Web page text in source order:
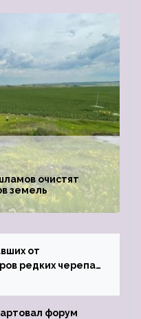
очистят
земель
от
редких черепах
форум